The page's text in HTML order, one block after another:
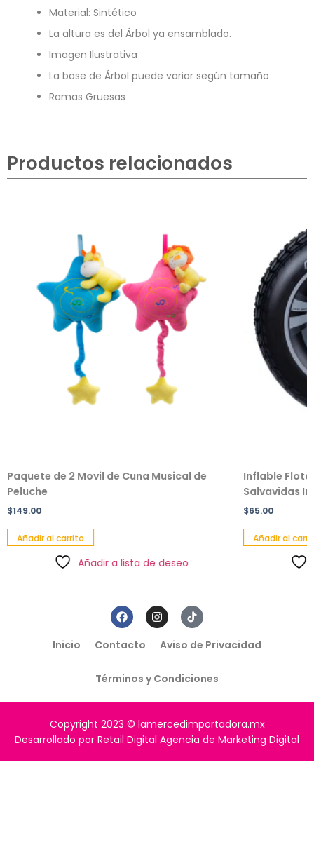
Material: Sintético
La altura es del Árbol ya ensamblado.
Imagen Ilustrativa
La base de Árbol puede variar según tamaño
Ramas Gruesas
Productos relacionados
Paquete de 2 Movil de Cuna Musical de
Peluche
$149.00
Añadir al carrito
Añadir a lista de deseo
Inflable
Salvavidas
$65.00
Añadir al
Inicio Contacto Aviso de Privacidad
Términos y Condiciones
Copyright 2023 © lamercedimportadora.mx
Desarrollado por Retail Digital Agencia de Marketing Digital